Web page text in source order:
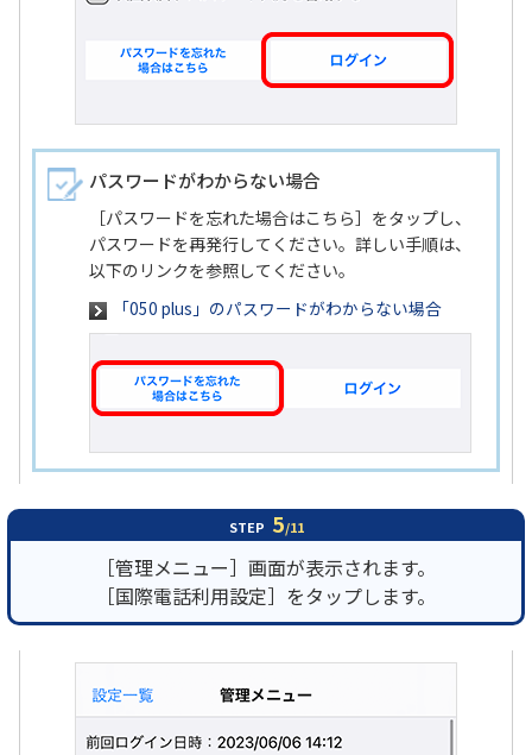
パスワードがわからない場合
［パスワードを忘れた場合はこちら］をタップし、
パスワードを再発行してください。詳しい手順は、
以下のリンクを参照してください。
「050 plus」のパスワードがわからない場合
STEP 5/11
［管理メニュー］画面が表示されます。
［国際電話利用設定］をタップします。